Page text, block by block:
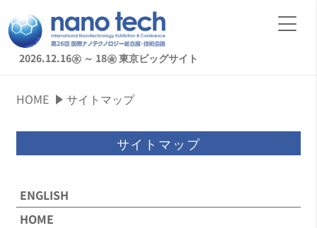
2026.12.16㊌ ～ 18㊎東京ビッグサイト
HOME サイトマップ
サイトマップ
ENGLISH
HOME